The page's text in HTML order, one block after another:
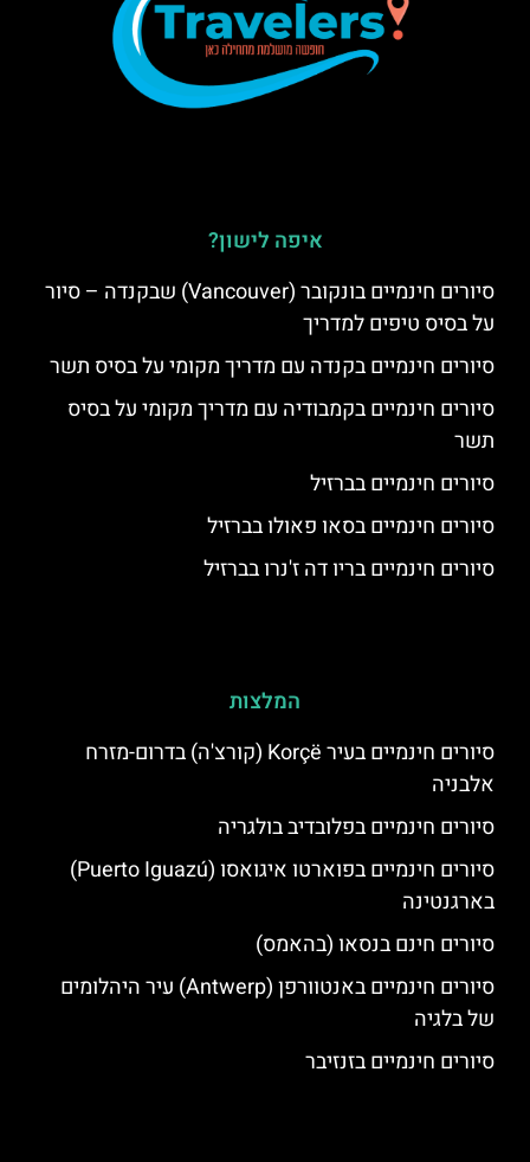
איפה לישון?
סיורים חינמיים בונקובר (Vancouver) שבקנדה – סיור
על בסיס טיפים למדריך
סיורים חינמיים בקנדה עם מדריך מקומי על בסיס תשר
סיורים חינמיים בקמבודיה עם מדריך מקומי על בסיס
תשר
סיורים חינמיים בברזיל
סיורים חינמיים בסאו פאולו בברזיל
סיורים חינמיים בריו דה ז'נרו בברזיל
המלצות
סיורים חינמיים בעיר Korçë (קורצ'ה) בדרום-מזרח
אלבניה
סיורים חינמיים בפלובדיב בולגריה
סיורים חינמיים בפוארטו איגואסו (Puerto Iguazú)
בארגנטינה
סיורים חינם בנסאו (בהאמס)
סיורים חינמיים באנטוורפן (Antwerp) עיר היהלומים
של בלגיה
סיורים חינמיים בזנזיבר